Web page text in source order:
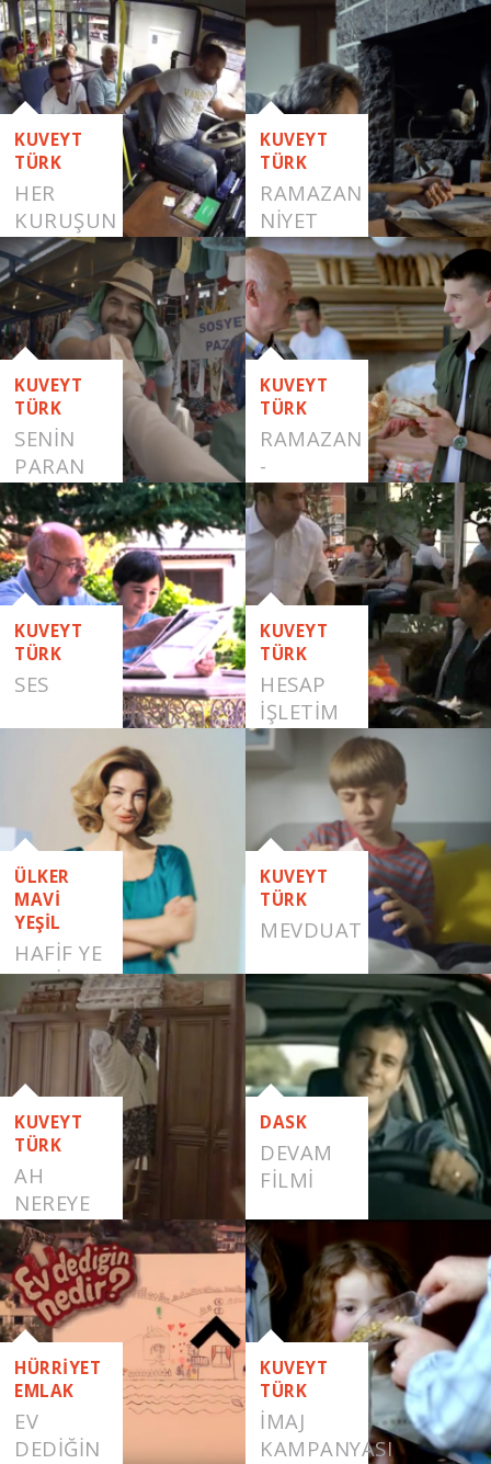
KUVEYT
TÜRK
HER
KURUŞUN
DEĞERİNİ
BİLENLERE
KUVEYT
TÜRK
RAMAZAN
NİYET
KUVEYT
TÜRK
SENIN
PARAN
KUVEYT
TÜRK
RAMAZAN
-
PAYLAŞMAK
KUVEYT
TÜRK
SES
KUVEYT
TÜRK
HESAP
İŞLETIM
ÜCRETI
VIRAL
FILMLER
ÜLKER
MAVİ
YEŞİL
HAFİF YE
HAFİF
YAŞA
KUVEYT
TÜRK
MEVDUAT
KUVEYT
TÜRK
AH
NEREYE
DASK
DEVAM
FILMI
HÜRRİYET
EMLAK
EV
DEDIĞIN
KUVEYT
TÜRK
İMAJ
KAMPANYASI